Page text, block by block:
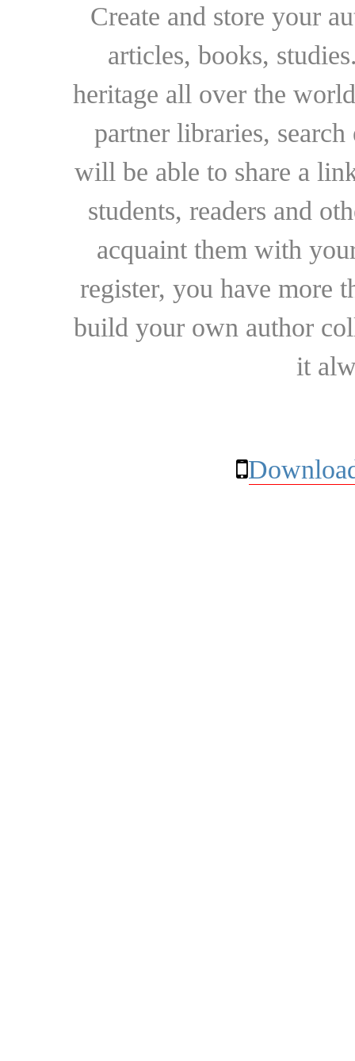
Create and store your
articles, books,
heritage all over the
partner libraries,
will be able to share a
students, readers and
acquaint them with
register, you have more
build your own author
it